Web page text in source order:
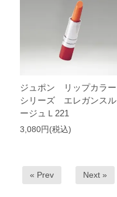
ジュポン リップカラー
シリーズ エレガンスル
ージュＬ221
3,080円(税込)
« Prev Next »